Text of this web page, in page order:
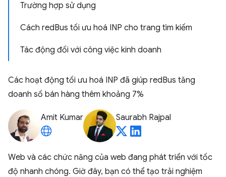
Trường hợp sử dụng
Cách redBus tối ưu hoá INP cho trang tìm kiếm
Tác động đối với công việc kinh doanh
Các hoạt động tối ưu hoá INP đã giúp redBus tăng
doanh số bán hàng thêm khoảng 7%
Amit Kumar Saurabh Rajpal
Web và các chức năng của web đang phát triển với tốc
độ nhanh chóng. Giờ đây, bạn có thể tạo trải nghiệm